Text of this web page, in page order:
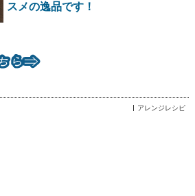
スメの逸品です！
アレンジレシピ